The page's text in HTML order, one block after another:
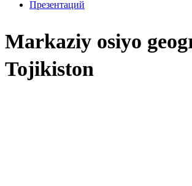
Презентаций
Markaziy osiyo
Tojikiston